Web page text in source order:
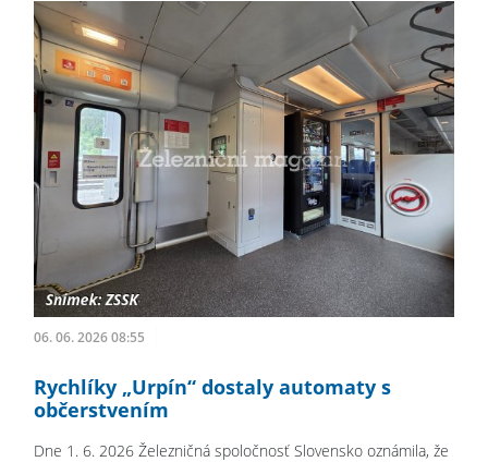
06. 06. 2026 08:55
Rychlíky „Urpín“ dostaly automaty s
občerstvením
Dne 1. 6. 2026 Železničná spoločnosť Slovensko oznámila, že